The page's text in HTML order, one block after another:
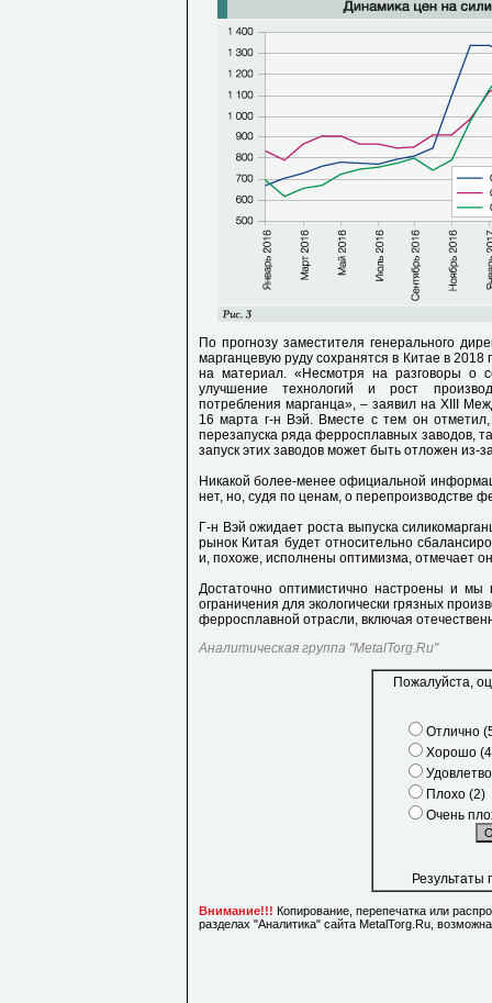
По прогнозу заместителя генерального
марганцевую руду сохранятся в Китае в 2018
на материал. «Несмотря на разговоры о
улучшение технологий и рост
потребления марганца», – заявил на XIII
16 марта г-н Вэй. Вместе с тем он
перезапуска ряда ферросплавных заводов,
запуск этих заводов может быть отложен из-
Никакой более-менее официальной
нет, но, судя по ценам, о перепроизводстве
Г-н Вэй ожидает роста выпуска
рынок Китая будет относительно
и, похоже, исполнены оптимизма, отмечает
Достаточно оптимистично настроены и
ограничения для экологически грязных
ферросплавной отрасли, включая
Аналитическая группа "MetalTorg.Ru"
Пожалуйста,
Отлично
Хорошо
Плохо (2)
Очень
Результаты
Внимание!!! Копирование, перепечатка или
разделах "Аналитика" сайта MetalTorg.Ru,